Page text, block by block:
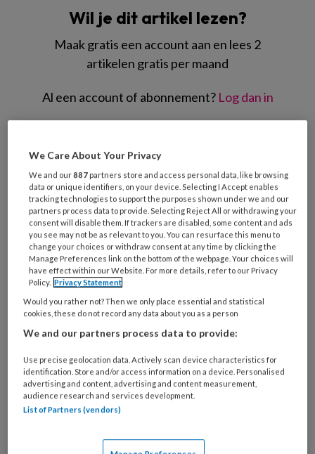
Wil je dit artikel lezen?
Maak gratis een account aan en lees 2
artikelen gratis per maand
Al een account of abonnement? Log dan in
is
je
e-
mailadres?
* *
Kies
je
wachtwoord* *
Kies
je
functie *
Bij
organisatie
werk
je?
Untitled
Ontvang 2x per week de
KinderopvangTotaal nieuwsbrief
Management Kinderopvang
We Care About Your Privacy
We and our887 partners store and access personal data, like browsing
data or unique identifiers, on your device. Selecting I Accept enables
tracking technologies to support the purposes shown under we and our
partners process data to provide. Selecting Reject All or withdrawing your
consent will disable them. If trackers are disabled, some content and ads
you see may not be as relevant to you. You can resurface this menu to
change your choices or withdraw consent at any time by clicking the
Manage Preferences link on the bottom of the webpage. Your choices will
have effect within our Website. For more details, refer to our Privacy
Policy. Privacy Statement
Would you rather not? Then we only place essential and statistical
cookies, these do not record any data about you as a person
We and our partners process data to provide:
Use precise geolocation data. Actively scan device characteristics for
identification. Store and/or access information on a device. Personalised
advertising and content, advertising and content measurement,
audience research and services development.
List of Partners (vendors)